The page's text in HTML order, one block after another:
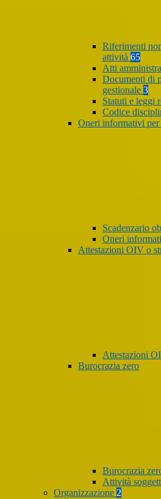
Riferimenti
attività 65
Atti
Documenti di
gestionale 3
Statuti e leggi
Codice
Oneri informativi per
Scadenzario
Oneri
Attestazioni OIV o
Attestazioni
Burocrazia zero
Burocrazia
Attività
Organizzazione 2